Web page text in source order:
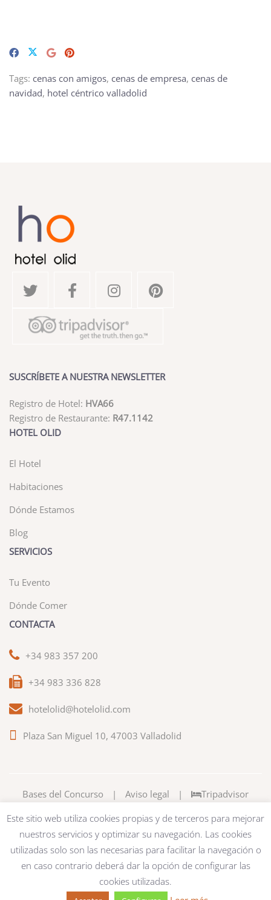
Tags: cenas con amigos, cenas de empresa, cenas de
navidad, hotel céntrico valladolid
SUSCRÍBETE A NUESTRA NEWSLETTER
Registro de Hotel: HVA66
Registro de Restaurante: R47.1142
HOTEL OLID
El Hotel
Habitaciones
Dónde Estamos
Blog
SERVICIOS
Tu Evento
Dónde Comer
CONTACTA
+34 983 357 200
+34 983 336 828
hotelolid@hotelolid.com
Plaza San Miguel 10, 47003 Valladolid
Bases del Concurso | Aviso legal | Tripadvisor
Este sitio web utiliza cookies propias y de terceros para mejorar
nuestros servicios y optimizar su navegación. Las cookies
utilizadas solo son las necesarias para facilitar la navegación o
en caso contrario deberá dar la opción de configurar las
cookies utilizadas.